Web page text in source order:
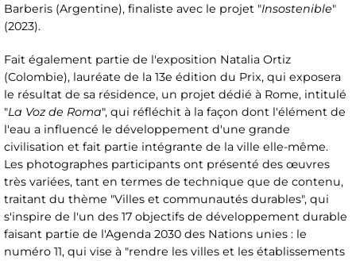
Barberis (Argentine), finaliste avec le projet "Insostenible"
(2023).
Fait également partie de l'exposition Natalia Ortiz
(Colombie), lauréate de la 13e édition du Prix, qui exposera
le résultat de sa résidence, un projet dédié à Rome, intitulé
"La Voz de Roma", qui réfléchit à la façon dont l'élément de
l'eau a influencé le développement d'une grande
civilisation et fait partie intégrante de la ville elle-même.
Les photographes participants ont présenté des œuvres
très variées, tant en termes de technique que de contenu,
traitant du thème "Villes et communautés durables", qui
s'inspire de l'un des 17 objectifs de développement durable
faisant partie de l'Agenda 2030 des Nations unies : le
numéro 11, qui vise à "rendre les villes et les établissements